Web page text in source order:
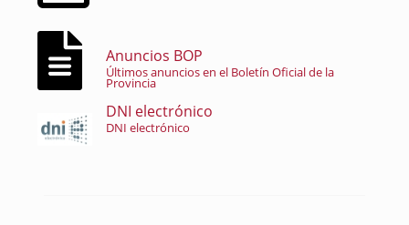
Anuncios BOP
Últimos anuncios en el Boletín Oficial de la
Provincia
DNI electrónico
DNI electrónico